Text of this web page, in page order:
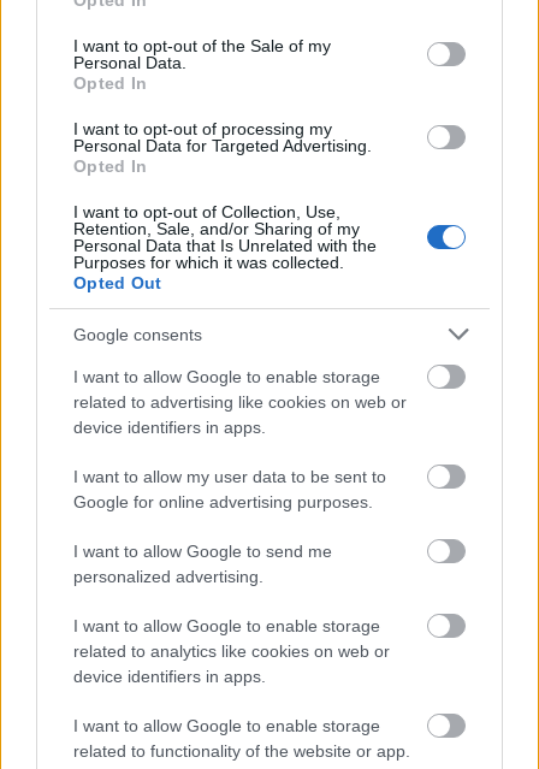
use your data for below specified purposes in below Google
consent section.
I want to opt-out of the Sale of my
Personal Data.
Opted In
I want to opt-out of processing my
Personal Data for Targeted Advertising.
Opted In
I want to opt-out of Collection, Use,
Retention, Sale, and/or Sharing of my
Personal Data that Is Unrelated with the
Purposes for which it was collected.
Opted Out
Google consents
I want to allow Google to enable storage
related to advertising like cookies on web or
device identifiers in apps.
I want to allow my user data to be sent to
Google for online advertising purposes.
I want to allow Google to send me
personalized advertising.
I want to allow Google to enable storage
related to analytics like cookies on web or
device identifiers in apps.
I want to allow Google to enable storage
related to functionality of the website or app.
„Csonka évadot zárni nem felemelő
érzés"
mtothorsi•2020. július 15.
Megtartotta évadzáró társulati ülését a Tomcsa
Sándor Színház. A világjárvány próbára tette az